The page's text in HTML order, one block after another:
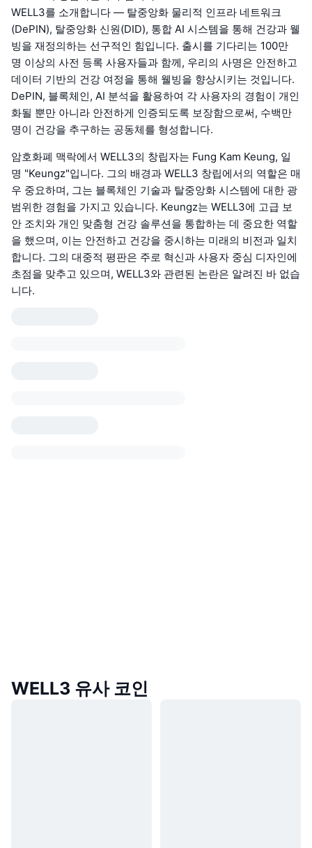
WELL3를 소개합니다 — 탈중앙화 물리적 인프라 네트워크
(DePIN), 탈중앙화 신원(DID), 통합 AI 시스템을 통해 건강과 웰
빙을 재정의하는 선구적인 힘입니다. 출시를 기다리는 100만
명 이상의 사전 등록 사용자들과 함께, 우리의 사명은 안전하고
데이터 기반의 건강 여정을 통해 웰빙을 향상시키는 것입니다.
DePIN, 블록체인, AI 분석을 활용하여 각 사용자의 경험이 개인
화될 뿐만 아니라 안전하게 인증되도록 보장함으로써, 수백만
명이 건강을 추구하는 공동체를 형성합니다.
암호화폐 맥락에서 WELL3의 창립자는 Fung Kam Keung, 일
명 "Keungz"입니다. 그의 배경과 WELL3 창립에서의 역할은 매
우 중요하며, 그는 블록체인 기술과 탈중앙화 시스템에 대한 광
범위한 경험을 가지고 있습니다. Keungz는 WELL3에 고급 보
안 조치와 개인 맞춤형 건강 솔루션을 통합하는 데 중요한 역할
을 했으며, 이는 안전하고 건강을 중시하는 미래의 비전과 일치
합니다. 그의 대중적 평판은 주로 혁신과 사용자 중심 디자인에
초점을 맞추고 있으며, WELL3와 관련된 논란은 알려진 바 없습
니다.
WELL3 유사 코인